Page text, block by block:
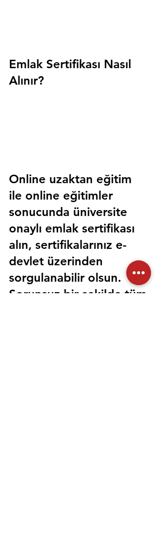
Emlak Sertifikası Nasıl
Alınır?
Online uzaktan eğitim
ile online eğitimler
sonucunda üniversite
onaylı emlak sertifikası
alın, sertifikalarınız e-
devlet üzerinden
sorgulanabilir olsun.
Sorunsuz bir şekilde tüm